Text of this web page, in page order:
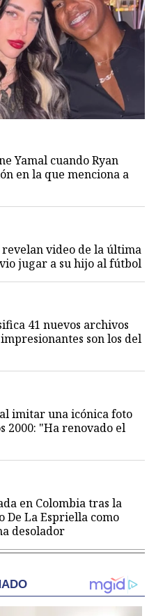
Yamal cuando Ryan
en la que menciona a
revelan video de la última
jugar a su hijo al fútbol
41 nuevos archivos
son los del
imitar una icónica foto
2000: "Ha renovado el
en Colombia tras la
De La Espriella como
desolador